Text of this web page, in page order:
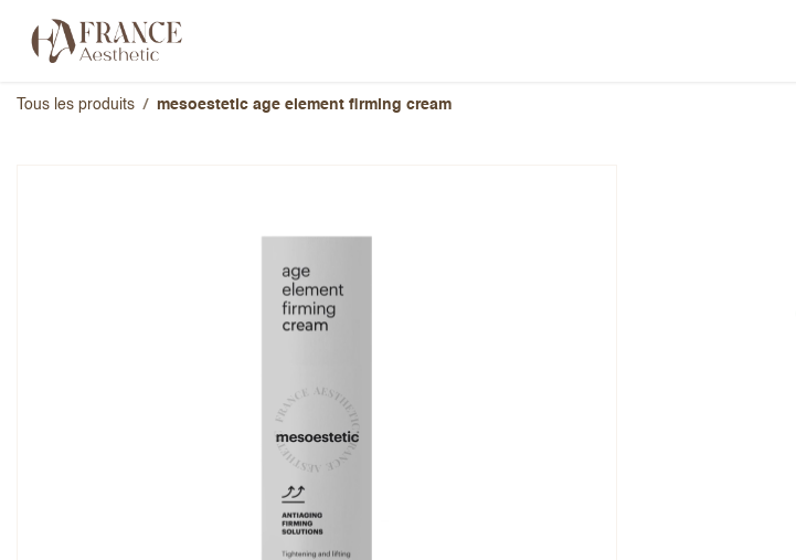
Tous les produits mesoestetic age element firming cream